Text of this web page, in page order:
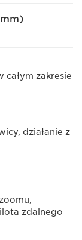
zakresie
działanie z
zdalnego